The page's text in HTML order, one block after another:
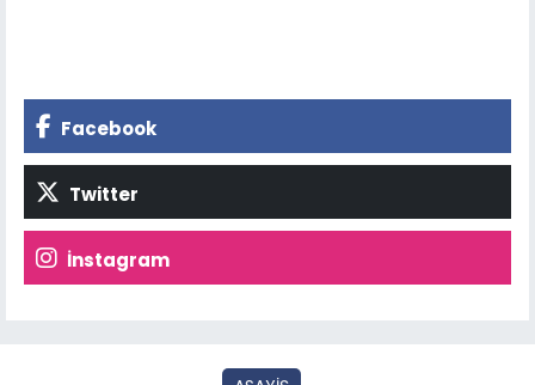
Facebook
Twitter
İnstagram